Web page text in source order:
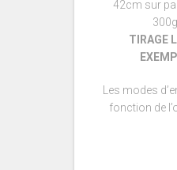
42cm sur
TIRAGE
Les modes
fonction de